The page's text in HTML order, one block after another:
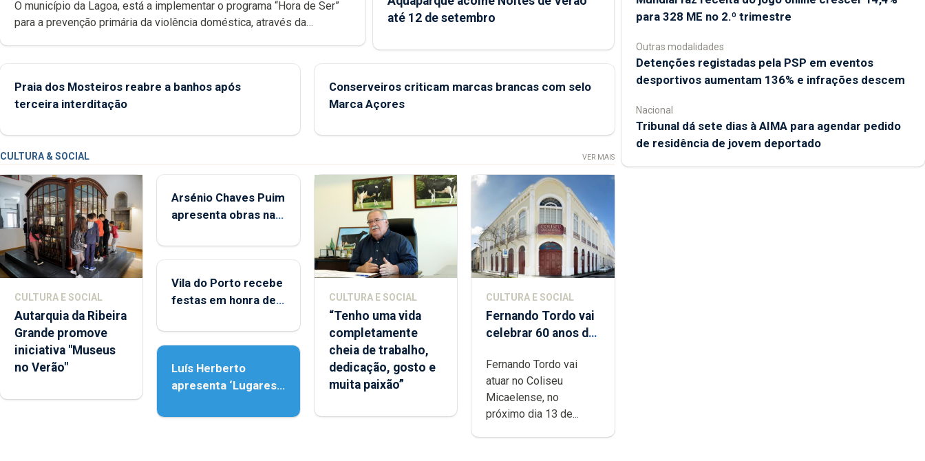
O município da Lagoa, está a implementar o programa “Hora de Ser”
para a prevenção primária da violência doméstica, através da
até 12 de setembro
Praia dos Mosteiros reabre a banhos após
terceira interditação
Conserveiros criticam marcas brancas com selo
Marca Açores
CULTURA & SOCIAL VER MAIS
CULTURA E SOCIAL
Autarquia da Ribeira
Grande promove
iniciativa "Museus
no Verão"
Arsénio Chaves Puim
apresenta obras na
Porto
Vila do Porto recebe
festas em honra de
Assunção
Luís Herberto
apresenta ‘Lugares
CULTURA E SOCIAL
“Tenho uma vida
completamente
cheia de trabalho,
dedicação, gosto e
muita paixão”
CULTURA E SOCIAL
Fernando Tordo vai
celebrar 60 anos de
Micaelense
Fernando Tordo vai
atuar no Coliseu
Micaelense, no
próximo dia 13 de...
para 328 ME no 2.º trimestre
Outras modalidades
Detenções registadas pela PSP em eventos
desportivos aumentam 136% e infrações descem
Nacional
Tribunal dá sete dias à AIMA para agendar pedido
de residência de jovem deportado